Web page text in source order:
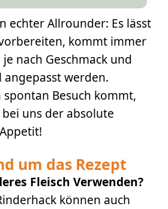
echter Allrounder: Es lässt
kommt immer
nach Geschmack und
werden.
spontan Besuch kommt,
uns der absolute
um das Rezept
Fleisch Verwenden?
können auch